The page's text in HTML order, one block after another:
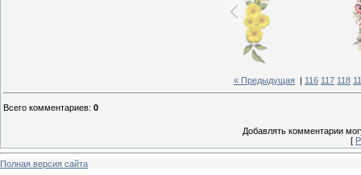
« Предыдущая 116 117 118
Всего комментариев: 0
Добавлять комментарии
[
Полная версия сайта